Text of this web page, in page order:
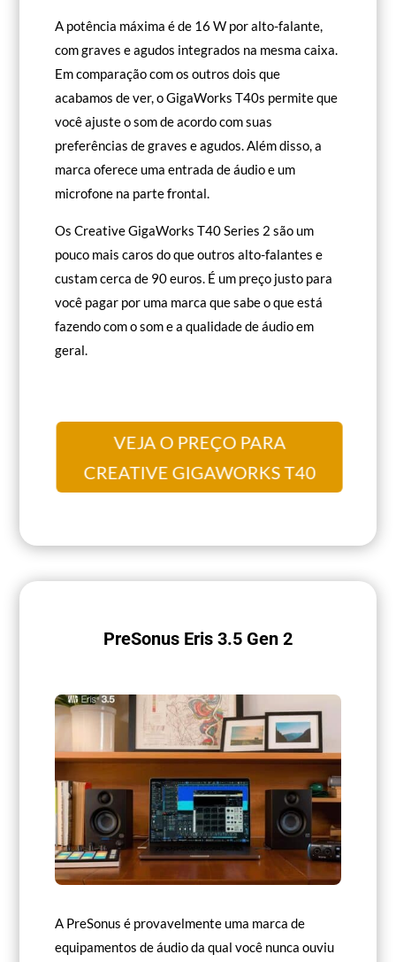
A potência máxima é de 16 W por alto-falante,
com graves e agudos integrados na mesma caixa.
Em comparação com os outros dois que
acabamos de ver, o GigaWorks T40s permite que
você ajuste o som de acordo com suas
preferências de graves e agudos. Além disso, a
marca oferece uma entrada de áudio e um
microfone na parte frontal.
Os Creative GigaWorks T40 Series 2 são um
pouco mais caros do que outros alto-falantes e
custam cerca de 90 euros. É um preço justo para
você pagar por uma marca que sabe o que está
fazendo com o som e a qualidade de áudio em
geral.
VEJA O PREÇO PARA
CREATIVE GIGAWORKS T40
PreSonus Eris 3.5 Gen 2
A PreSonus é provavelmente uma marca de
equipamentos de áudio da qual você nunca ouviu